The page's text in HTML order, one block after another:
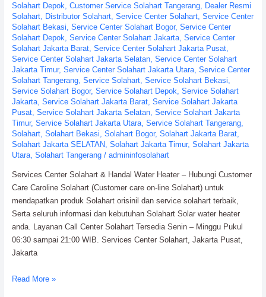
Solahart Depok Customer Service Solahart Tangerang,
Dealer Resmi
Solahart, Distributor Solahart, Service Center Solahart, Service Center
Solahart Bekasi Service Center Solahart Bogor, Service Center
Solahart Depok Service Center Solahart Jakarta, Service Center
Solahart Jakarta Barat, Service Center Solahart Jakarta Pusat,
Service Center Solahart Jakarta Selatan, Service Center Solahart
Jakarta Timur, Service Center Solahart Jakarta Utara, Service Center
Solahart Tangerang, Service Solahart, Service Solahart Bekasi
Service Solahart Bogor, Service Solahart Depok Service Solahart
Jakarta, Service Solahart Jakarta Barat, Service Solahart Jakarta
Pusat, Service Solahart Jakarta Selatan, Service Solahart Jakarta
Timur, Service Solahart Jakarta Utara, Service Solahart Tangerang,
Solahart, Solahart Bekasi Solahart Bogor, Solahart Jakarta Barat,
Solahart Jakarta SELATAN Solahart Jakarta Timur, Solahart Jakarta
Utara, Solahart Tangerang/ admininfosolahart
Services Center Solahart & Handal Water Heater – Hubungi Customer
Care Caroline Solahart (Customer care on-line Solahart) untuk
mendapatkan produk Solahart orisinil dan service solahart terbaik,
Serta seluruh informasi dan kebutuhan Solahart Solar water heater
anda. Layanan Call Center Solahart Tersedia Senin – Minggu Pukul
06:30 sampai 21:00 WIB. Services Center Solahart, Jakarta Pusat,
Jakarta
Services
Read More »